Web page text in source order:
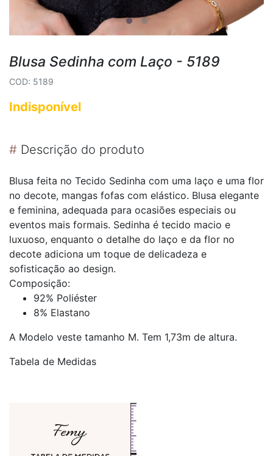
Blusa Sedinha com Laço - 5189
COD: 5189
Indisponível
# Descrição do produto
Blusa feita no Tecido Sedinha com uma laço e uma flor
no decote, mangas fofas com elástico. Blusa elegante
e feminina, adequada para ocasiões especiais ou
eventos mais formais. Sedinha é tecido macio e
luxuoso, enquanto o detalhe do laço e da flor no
decote adiciona um toque de delicadeza e
sofisticação ao design.
Composição:
92% Poliéster
8% Elastano
A Modelo veste tamanho M. Tem 1,73m de altura.
Tabela de Medidas